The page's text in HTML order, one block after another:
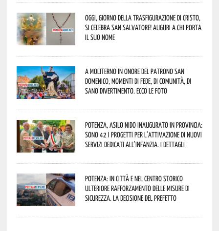
Oggi, giorno della Trasfigurazione di Cristo,
si celebra San Salvatore! Auguri a chi porta
il suo nome
A Moliterno in onore del Patrono San
Domenico, momenti di fede, di comunità, di
sano divertimento. Ecco le foto
Potenza, asilo nido inaugurato in provincia:
sono 42 i progetti per l’attivazione di nuovi
servizi dedicati all’infanzia. I dettagli
Potenza: in città e nel centro storico
ulteriore rafforzamento delle misure di
sicurezza. La decisione del Prefetto